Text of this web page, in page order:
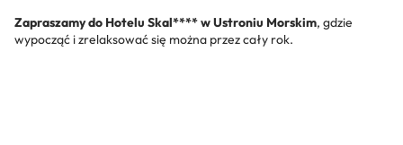
Zapraszamy do Hotelu Skal**** w Ustroniu Morskim, gdzie
wypocząć i zrelaksować się można przez cały rok.